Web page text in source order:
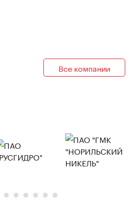
Все компании